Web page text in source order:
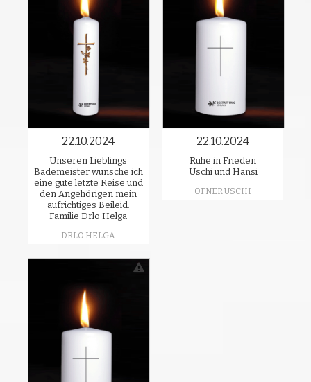
22.10.2024
Unseren Lieblings
Bademeister wünsche ich
eine gute letzte Reise und
den Angehörigen mein
aufrichtiges Beileid.
Familie Drlo Helga
DRLO HELGA
22.10.2024
Ruhe in Frieden
Uschi und Hansi
OFNER USCHI